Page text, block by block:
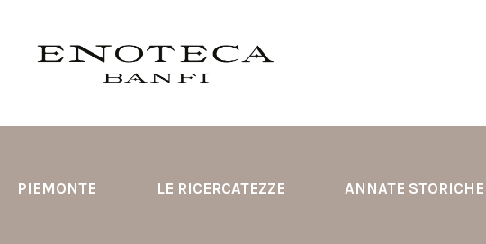
PIEMONTE LE RICERCATEZZE ANNATE STORICHE